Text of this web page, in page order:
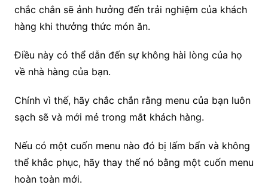
chắc chắn sẽ ảnh hưởng đến trải nghiệm của khách
hàng khi thưởng thức món ăn.
Điều này có thể dẫn đến sự không hài lòng của họ
về nhà hàng của bạn.
Chính vì thế, hãy chắc chắn rằng menu của bạn luôn
sạch sẽ và mới mẻ trong mắt khách hàng.
Nếu có một cuốn menu nào đó bị lấm bẩn và không
thể khắc phục, hãy thay thế nó bằng một cuốn menu
hoàn toàn mới.